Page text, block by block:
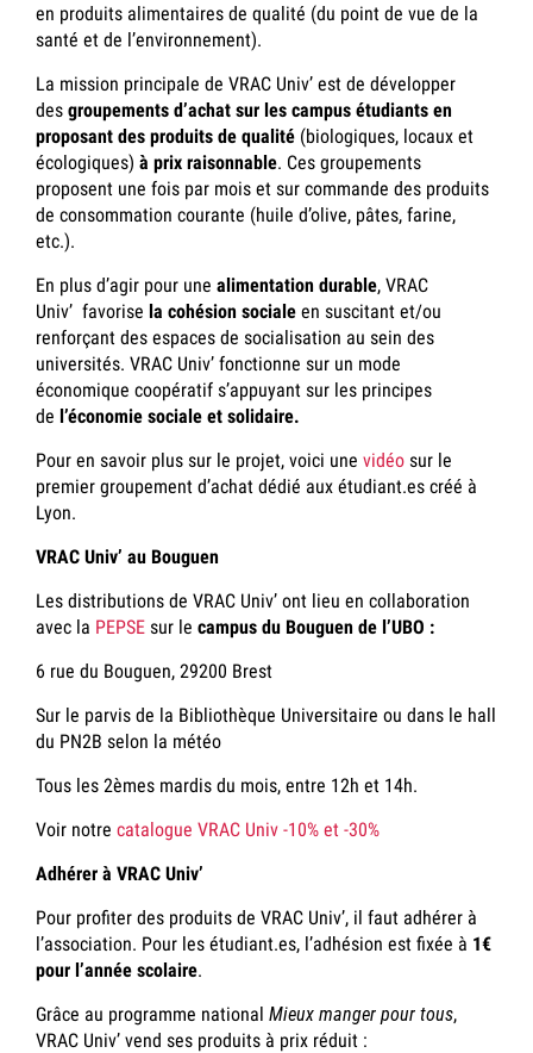
en produits alimentaires de qualité (du point de vue de la
santé et de l’environnement).
La mission principale de VRAC Univ’ est de développer
des groupements d’achat sur les campus étudiants en
proposant des produits de qualité (biologiques, locaux et
écologiques) à prix raisonnable. Ces groupements
proposent une fois par mois et sur commande des produits
de consommation courante (huile d’olive, pâtes, farine,
etc.).
En plus d’agir pour une alimentation durable, VRAC
Univ’ favorise la cohésion sociale en suscitant et/ou
renforçant des espaces de socialisation au sein des
universités. VRAC Univ’ fonctionne sur un mode
économique coopératif s’appuyant sur les principes
de l’économie sociale et solidaire.
Pour en savoir plus sur le projet, voici une vidéo sur le
premier groupement d’achat dédié aux étudiant.es créé à
Lyon.
VRAC Univ’ au Bouguen
Les distributions de VRAC Univ’ ont lieu en collaboration
avec la PEPSE sur le campus du Bouguen de l’UBO :
6 rue du Bouguen, 29200 Brest
Sur le parvis de la Bibliothèque Universitaire ou dans le hall
du PN2B selon la météo
Tous les 2èmes mardis du mois, entre 12h et 14h.
Voir notre catalogue VRAC Univ -10% et -30%
Adhérer à VRAC Univ’
Pour profiter des produits de VRAC Univ’, il faut adhérer à
l’association. Pour les étudiant.es, l’adhésion est fixée à 1€
pour l’année scolaire.
Grâce au programme national Mieux manger pour tous,
VRAC Univ’ vend ses produits à prix réduit :